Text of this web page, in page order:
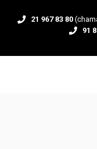
21 967 83 80
91